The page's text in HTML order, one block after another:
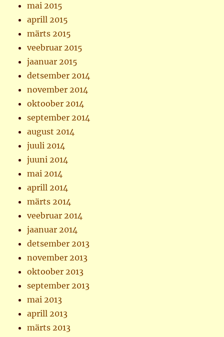
mai 2015
aprill 2015
märts 2015
veebruar 2015
jaanuar 2015
detsember 2014
november 2014
oktoober 2014
september 2014
august 2014
juuli 2014
juuni 2014
mai 2014
aprill 2014
märts 2014
veebruar 2014
jaanuar 2014
detsember 2013
november 2013
oktoober 2013
september 2013
mai 2013
aprill 2013
märts 2013